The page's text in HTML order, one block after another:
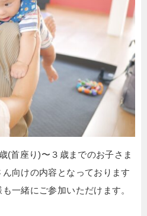
(首座り)〜３歳までのお子さま
向けの内容となっております
一緒にご参加いただけます。